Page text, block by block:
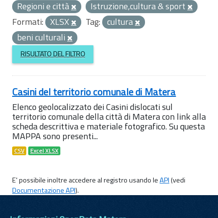
Regioni e città
Istruzione,cultura & sport
Formati: XLSX Tag: cultura
beni culturali
RISULTATO DEL FILTRO
Casini del territorio comunale di Matera
Elenco geolocalizzato dei Casini dislocati sul
territorio comunale della città di Matera con link alla
scheda descrittiva e materiale fotografico. Su questa
MAPPA sono presenti...
CSV Excel XLSX
E' possibile inoltre accedere al registro usando leAPI(vedi
Documentazione API).